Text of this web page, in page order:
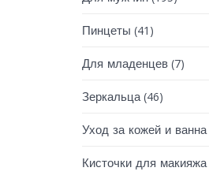
Пинцеты (41)
Для младенцев (7)
Зеркальца (46)
Уход за кожей и ванна
Кисточки для макияжа